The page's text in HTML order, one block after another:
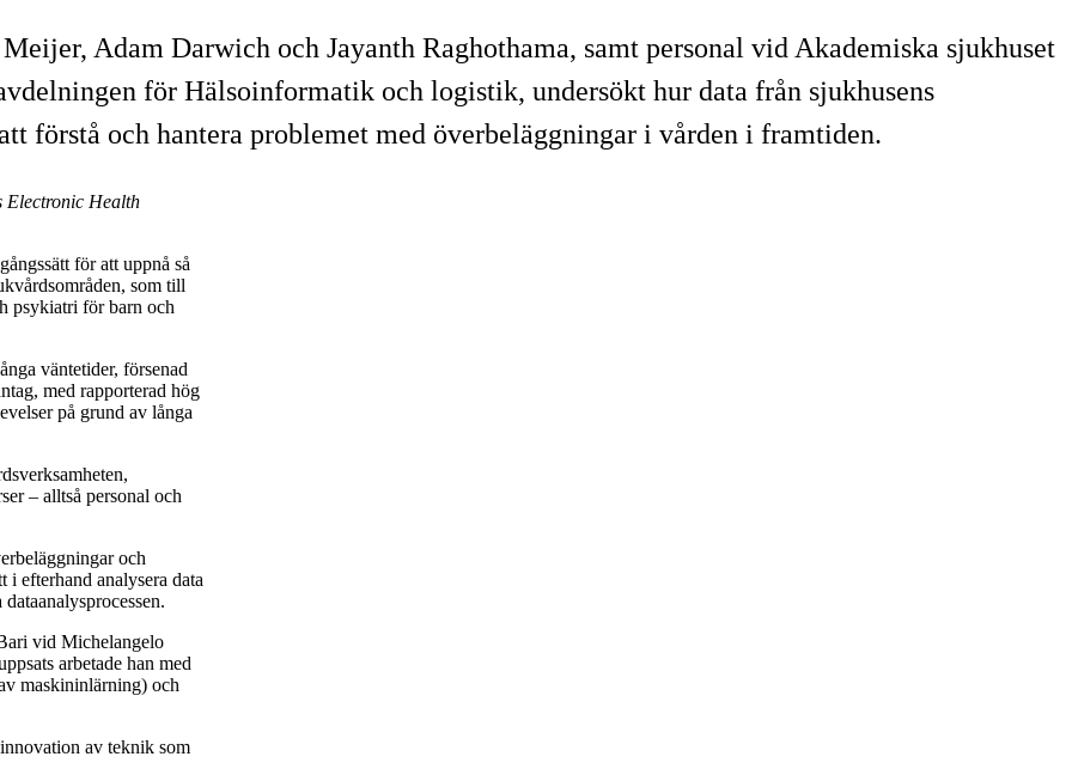
Adam Darwich och Jayanth Raghothama, samt personal vid Akademiska sjukhuset
för Hälsoinformatik och logistik, undersökt hur data från sjukhusens
förstå och hantera problemet med överbeläggningar i vården i framtiden.
Electronic Health
för att uppnå så
som till
psykiatri för barn och
väntetider, försenad
med rapporterad hög
på grund av långa
– alltså personal och
och
i efterhand analysera data
vid Michelangelo
arbetade han med
maskininlärning) och
av teknik som